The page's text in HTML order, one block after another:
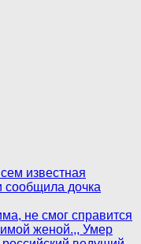
известная
сообщила дочка
не смог справится
женой.,, Умер